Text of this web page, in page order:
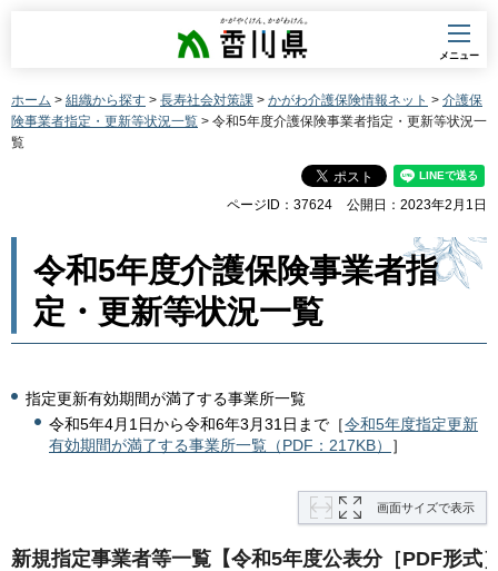
香川県
メニュー
ホーム > 組織から探す > 長寿社会対策課 > かがわ介護保険情報ネット > 介護保
険事業者指定・更新等状況一覧 > 令和5年度介護保険事業者指定・更新等状況一
覧
ページID：37624 公開日：2023年2月1日
令和5年度介護保険事業者指
定・更新等状況一覧
指定更新有効期間が満了する事業所一覧
令和5年4月1日から令和6年3月31日まで［令和5年度指定更新
有効期間が満了する事業所一覧（PDF：217KB）
］
画面サイズで表示
新規指定事業者等一覧【令和5年度公表分［PDF形式